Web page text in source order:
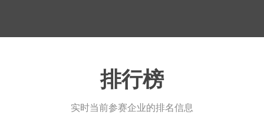
排行榜
实时当前参赛企业的排名信息